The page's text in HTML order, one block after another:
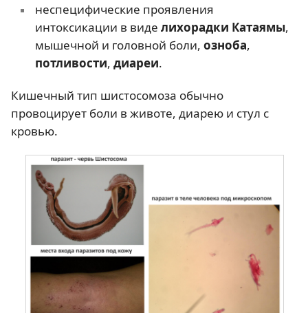
неспецифические проявления
интоксикации в виде лихорадки Катаямы,
мышечной и головной боли, озноба,
потливости, диареи.
Кишечный тип шистосомоза обычно
провоцирует боли в животе, диарею и стул с
кровью.